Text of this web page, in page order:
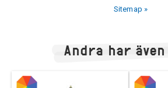
Sitemap »
Andra har